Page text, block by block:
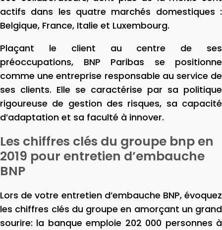
actifs dans les quatre marchés domestiques :
Belgique, France, Italie et Luxembourg.
Plaçant le client au centre de ses
préoccupations, BNP Paribas se positionne
comme une entreprise responsable au service de
ses clients. Elle se caractérise par sa politique
rigoureuse de gestion des risques, sa capacité
d’adaptation et sa faculté à innover.
Les chiffres clés du groupe bnp en
2019 pour entretien d’embauche
BNP
Lors de votre entretien d’embauche BNP, évoquez
les chiffres clés du groupe en amorçant un grand
sourire: la banque emploie 202 000 personnes à